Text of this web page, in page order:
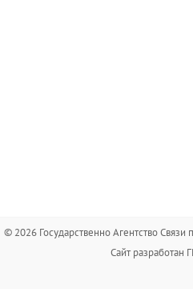
© 2026 Государственно Агентство
Сайт разработан